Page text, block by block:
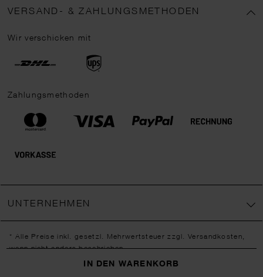
IN DEN WARENKORB
VERSAND- & ZAHLUNGSMETHODEN
Wir verschicken mit
Zahlungsmethoden
UNTERNEHMEN
* Alle Preise inkl. gesetzl. Mehrwertsteuer zzgl.Versandkosten,
wenn nicht anders beschrieben.
** Jede:r Abonnent:in erhält bei erstmaliger Anmeldung für unseren